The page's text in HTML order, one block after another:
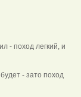
- поход легкий, и
- зато поход